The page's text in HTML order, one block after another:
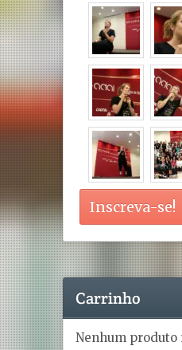
Inscreva-se!
Carrinho
Nenhum produto